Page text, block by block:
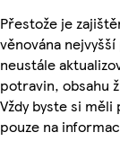
Přestože je
věnována
neustále
potravin, obsahu
Vždy byste si
pouze na